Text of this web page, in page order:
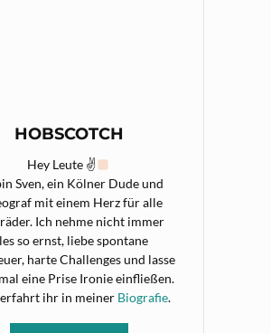
HOBSCOTCH
Hey Leute ✌
Sven, ein Kölner Dude und
mit einem Herz für alle
Ich nehme nicht immer
so ernst, liebe spontane
harte Challenges und lasse
eine Prise Ironie einfließen.
ihr in meiner Biografie.